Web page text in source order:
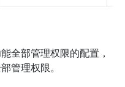
全部管理权限的配置，
管理权限。